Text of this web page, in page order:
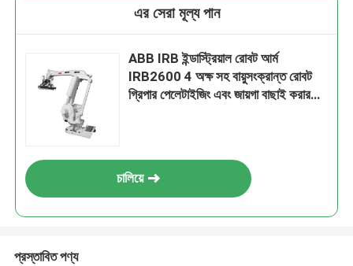
এর সেরা মূল্য পান
ABB IRB ইন্ডাস্ট্রিয়াল রোবট আর্ম
IRB2600 4 অক্ষ সহ বায়ুসংক্রান্ত রোবট
গ্রিপার পেলেটাইজিং এবং জায়গা বাছাই করার
চালিয়ে
প্রস্তাবিত পণ্য